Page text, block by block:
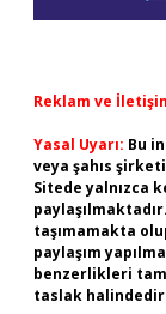
Reklam ve
Yasal Uyarı: Bu
veya şahıs
Sitede yalnızca
taşımamakta
paylaşım
benzerlikleri
taslak